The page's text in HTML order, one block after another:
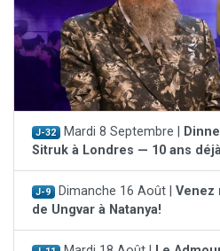
J-32 Mardi 8 Septembre |
Sitruk à Londres — 10 ans
J-9 Dimanche 16 Août | Venez
de Ungvar à Natanya!